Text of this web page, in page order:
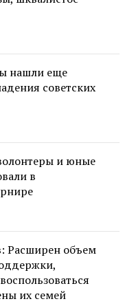
нашли еще
советских
и юные
в
Расширен объем
их семей